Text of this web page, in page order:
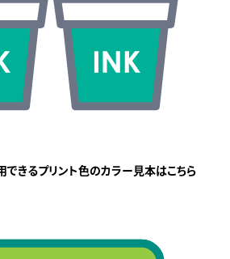
できるプリント色のカラー見本はこちら